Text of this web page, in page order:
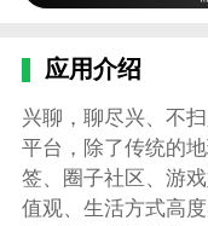
应用介绍
兴聊，聊尽兴、不
平台，除了传统的
签、圈子社区、游
值观、生活方式高